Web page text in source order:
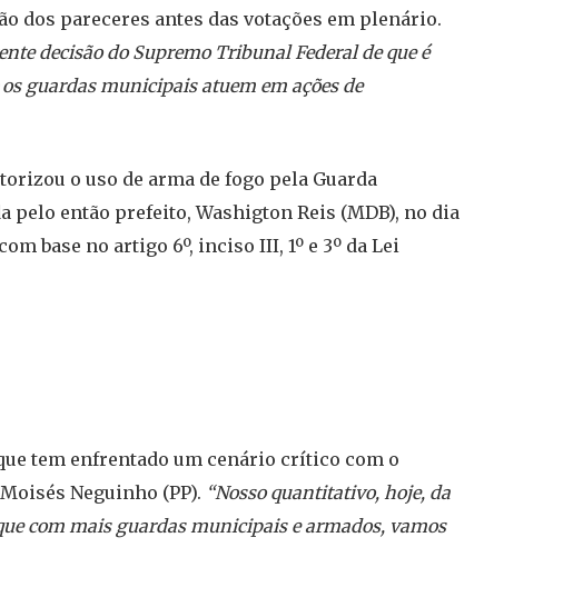
dos pareceres antes das votações em plenário.
decisão do Supremo Tribunal Federal de que é
guardas municipais atuem em ações de
o uso de arma de fogo pela Guarda
pelo então prefeito, Washigton Reis (MDB), no dia
base no artigo 6º, inciso III, 1º e 3º da Lei
tem enfrentado um cenário crítico com o
Neguinho (PP). “Nosso quantitativo, hoje, da
com mais guardas municipais e armados, vamos